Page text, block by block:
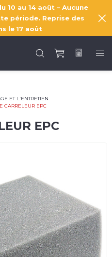
10 au 14 août – Aucune
période. Reprise des
le 17 août
ET L'ENTRETIEN
CARRELEUR EPC
EPC